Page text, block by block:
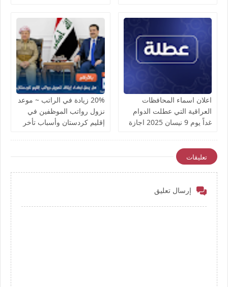
🇮🇶✨
بسبب الطقس والثلوج
اعلان اسماء المحافظات
العراقية التي عطلت الدوام
غداً يوم 9 نيسان 2025 اجازة
20% زيادة في الراتب ~ موعد
نزول رواتب الموظفين في
إقليم كردستان وأسباب تأخر
تعليقات
إرسال تعليق